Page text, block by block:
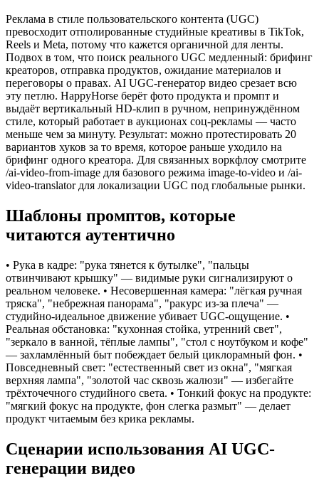
Реклама в стиле пользовательского контента (UGC)
превосходит отполированные студийные креативы в TikTok,
Reels и Meta, потому что кажется органичной для ленты.
Подвох в том, что поиск реального UGC медленный: брифинг
креаторов, отправка продуктов, ожидание материалов и
переговоры о правах. AI UGC-генератор видео срезает всю
эту петлю. HappyHorse берёт фото продукта и промпт и
выдаёт вертикальный HD-клип в ручном, непринуждённом
стиле, который работает в аукционах соц-рекламы — часто
меньше чем за минуту. Результат: можно протестировать 20
вариантов хуков за то время, которое раньше уходило на
брифинг одного креатора. Для связанных воркфлоу смотрите
/ai-video-from-image для базового режима image-to-video и /ai-
video-translator для локализации UGC под глобальные рынки.
Шаблоны промптов, которые
читаются аутентично
• Рука в кадре: "рука тянется к бутылке", "пальцы
отвинчивают крышку" — видимые руки сигнализируют о
реальном человеке. • Несовершенная камера: "лёгкая ручная
тряска", "небрежная панорама", "ракурс из-за плеча" —
студийно-идеальное движение убивает UGC-ощущение. •
Реальная обстановка: "кухонная стойка, утренний свет",
"зеркало в ванной, тёплые лампы", "стол с ноутбуком и кофе"
— захламлённый быт побеждает белый циклорамный фон. •
Повседневный свет: "естественный свет из окна", "мягкая
верхняя лампа", "золотой час сквозь жалюзи" — избегайте
трёхточечного студийного света. • Тонкий фокус на продукте:
"мягкий фокус на продукте, фон слегка размыт" — делает
продукт читаемым без крика рекламы.
Сценарии использования AI UGC-
генерации видео